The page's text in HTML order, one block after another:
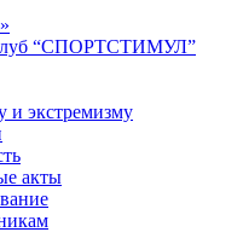
“СПОРТСТИМУЛ”
и экстремизму
акты